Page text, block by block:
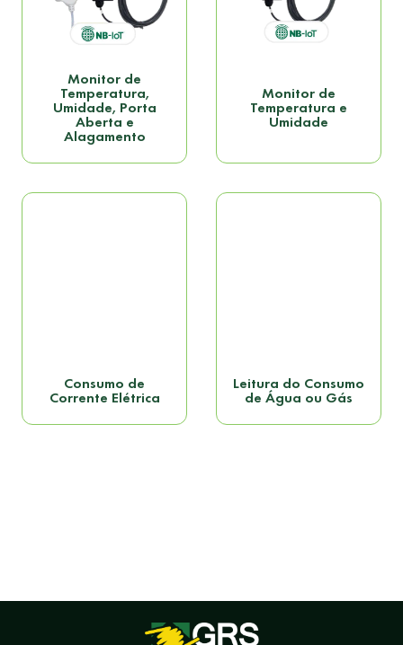
Monitor de
Temperatura,
Umidade, Porta
Aberta e
Alagamento
Monitor de
Temperatura e
Umidade
Consumo de
Corrente Elétrica
Leitura do Consumo
de Água ou Gás